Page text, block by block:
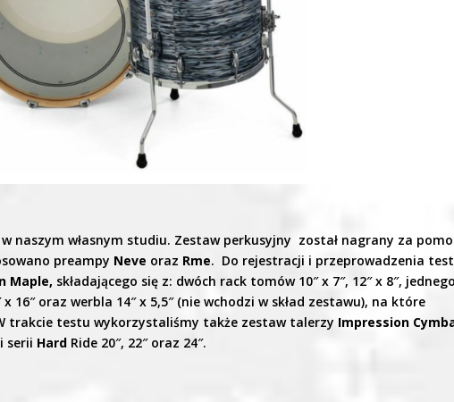
naszym własnym studiu. Zestaw perkusyjny został nagrany za
preampy Neve oraz Rme. Do rejestracji i przeprowadzenia
Maple, składającego się z: dwóch rack tomów 10″ x 7″, 12″ x 8″,
16″ oraz werbla 14″ x 5,5″ (nie wchodzi w skład zestawu), na które
trakcie testu wykorzystaliśmy także zestaw talerzy Impression
serii Hard Ride 20″, 22″ oraz 24″.